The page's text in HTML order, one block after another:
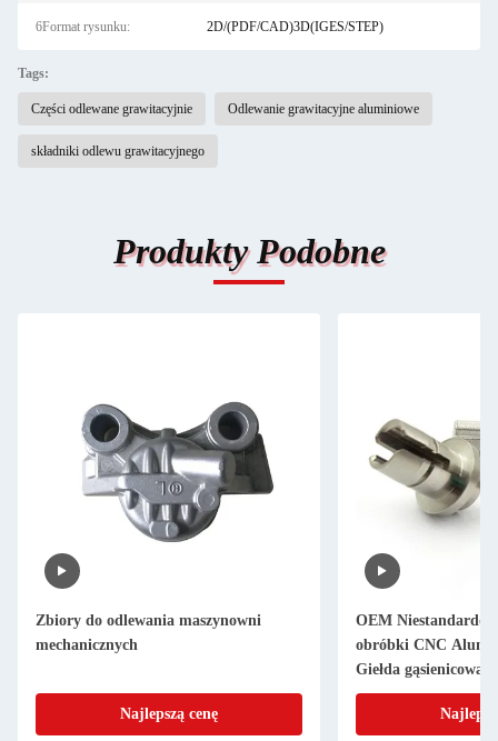
6Format rysunku: 2D/(PDF/CAD)3D(IGES/STEP)
Tags:
Części odlewane grawitacyjnie Odlewanie grawitacyjne aluminiowe
składniki odlewu grawitacyjnego
Produkty Podobne
Zbiory do odlewania maszynowni
mechanicznych
Najlepszą cenę
OEM
obróbki CNC
Giełda gąsienicowa